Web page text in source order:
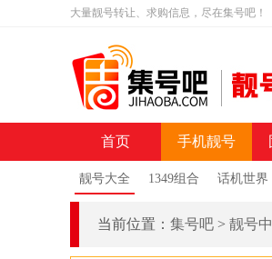
大量靓号转让、求购信息，尽在集号吧！
首页 手机靓号
靓号大全 1349组合 话机世界
当前位置： 集号吧 > 靓号